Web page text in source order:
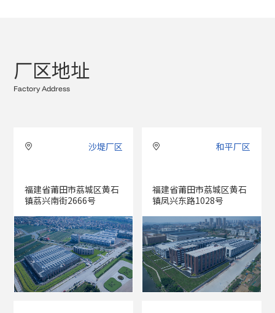
厂区地址
FactoryAddress
 沙堤厂区
福建省莆田市荔城区黄石
镇荔兴南街2666号
 和平厂区
福建省莆田市荔城区黄石
镇凤兴东路1028号